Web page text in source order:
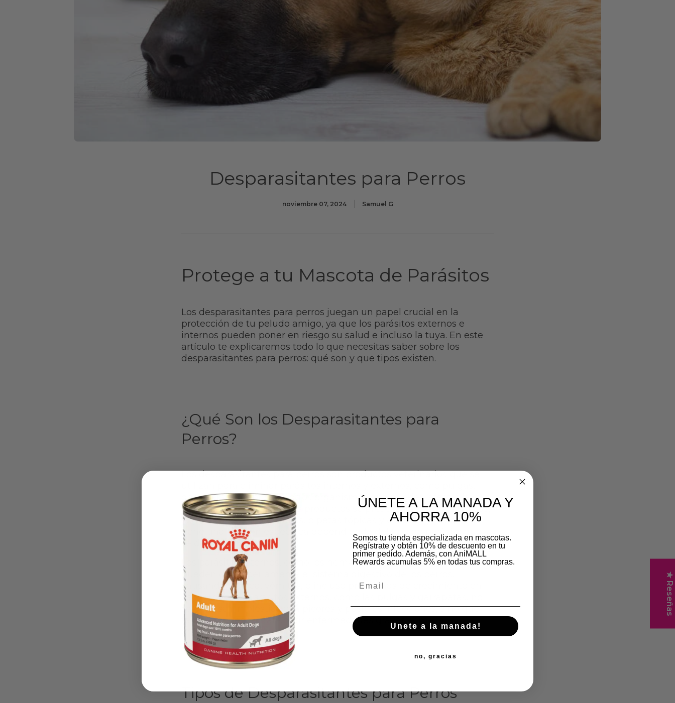
Desparasitantes para Perros
noviembre 07, 2024 Samuel G
Protege a tu Mascota de Parásitos
Los desparasitantes para perros juegan un papel crucial en la
protección de tu peludo amigo, ya que los parásitos externos e
internos pueden poner en riesgo su salud e incluso la tuya. En este
artículo te explicaremos todo lo que necesitas saber sobre los
desparasitantes para perros: qué son y que tipos existen.
¿Qué Son los Desparasitantes para
Perros?
Los desparasitantes para perros son productos veterinarios que se
garrapatas, lombrices y otros organismos que pueden afectar la
salud de tu mascota. Estos productos se presentan en varias formas,
como tabletas masticables, pipetas tópicas y collares, y cada uno
tiene una función específica dependiendo del tipo de parásito que
se desea combatir.
Los parásitos internos, como los nematodos (lombrices intestinales),
pueden dañar seriamente el sistema digestivo de los perros,
causando diarrea, vómitos, o incluso problemas de crecimiento en
cachorros. Los parásitos externos, como las pulgas y garrapatas, no
solo causan molestias con picores y posibles infecciones, sino que
también pueden transmitir enfermedades graves como la
enfermedad de Lyme.
Tipos de Desparasitantes para Perros
★ Reseñas
ÚNETE A LA MANADA Y
AHORRA 10%
Somos tu tienda especializada en mascotas.
Regístrate y obtén 10% de descuento en tu
primer pedido. Además, con AniMALL
Rewards acumulas 5% en todas tus compras.
Unete a la manada!
no, gracias